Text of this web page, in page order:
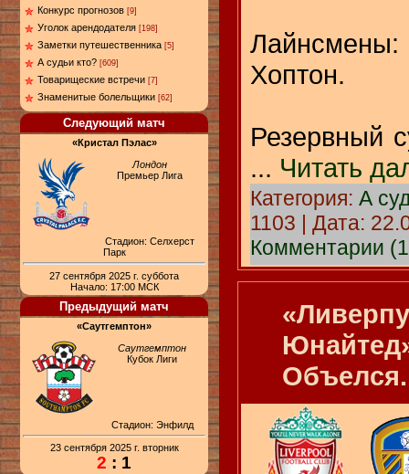
Конкурс прогнозов [9]
Уголок арендодателя [198]
Заметки путешественника [5]
А судьи кто? [609]
Товарищеские встречи [7]
Знаменитые болельщики [62]
Следующий матч
«Кристал Пэлас»
Лондон
Премьер Лига
Стадион: Селхерст
Парк
27 сентября 2025 г. суббота
Начало: 17:00 МСК
Предыдущий матч
«Саутгемптон»
Саутгемптон
Кубок Лиги
Стадион: Энфилд
23 сентября 2025 г. вторник
2 : 1
Лайнсмены:
Хоптон.
Резервный
... Читать
Категория: А
1103 | Дата:
Комментарии